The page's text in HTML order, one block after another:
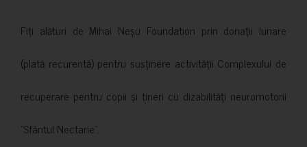
Fiți alături de Mihai Neșu Foundation prin donații lunare
(plată recurentă) pentru susținere activității Complexului de
recuperare pentru copii și tineri cu dizabilități neuromotorii
”Sfântul Nectarie”.